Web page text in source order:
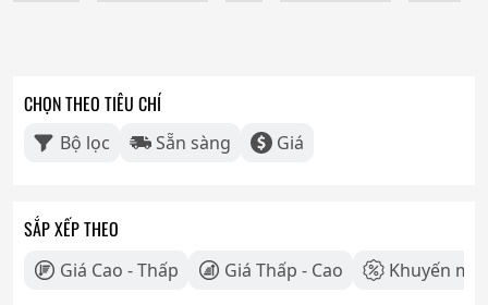
CHỌN THEO TIÊU CHÍ
Bộ lọc Sẵn sàng Giá
SẮP XẾP THEO
Giá Cao - Thấp Giá Thấp - Cao Khuyến mãi